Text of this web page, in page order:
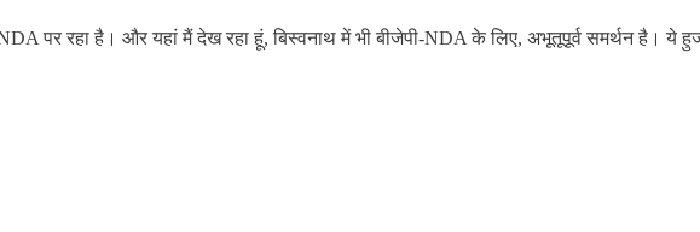
NDA पर रहा है। और यहां मैं देख रहा हूं, बिस्वनाथ में भी बीजेपी-NDA के लिए, अभूतूपूर्व समर्थन है। ये